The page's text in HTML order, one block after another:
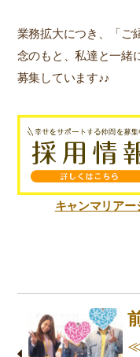
業務拡大につき、「ご
念のもと、私達と一緒
募集しています♪♪
キャンマリア
≪